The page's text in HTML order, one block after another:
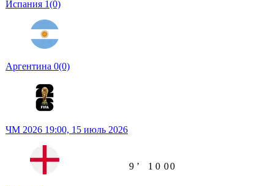
Испания 1(0)
Аргентина 0(0)
ЧМ 2026 19:00, 15 июль 2026
9 ʼ 1 0 00